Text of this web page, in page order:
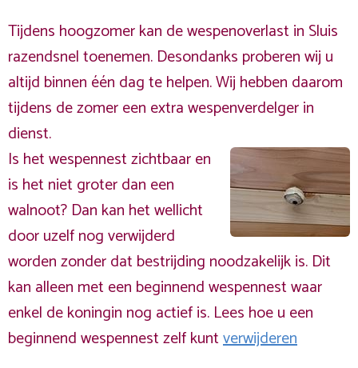
Tijdens hoogzomer kan de wespenoverlast in Sluis
razendsnel toenemen. Desondanks proberen wij u
altijd binnen één dag te helpen. Wij hebben daarom
tijdens de zomer een extra wespenverdelger in
dienst.
Is het wespennest zichtbaar en
is het niet groter dan een
walnoot? Dan kan het wellicht
door uzelf nog verwijderd
worden zonder dat bestrijding noodzakelijk is. Dit
kan alleen met een beginnend wespennest waar
enkel de koningin nog actief is. Lees hoe u een
beginnend wespennest zelf kuntverwijderen